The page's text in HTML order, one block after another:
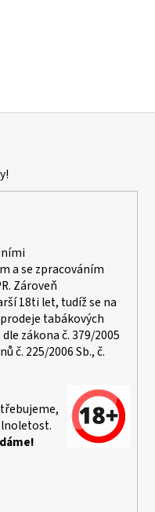
a se zpracováním
. Zároveň
18ti let, tudíž se na
tabákových
zákona č. 379/2005
č. 225/2006 Sb., č.